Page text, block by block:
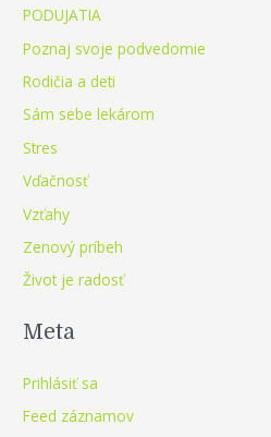
PODUJATIA
Poznaj svoje podvedomie
Rodičia a deti
Sám sebe lekárom
Stres
Vďačnosť
Vzťahy
Zenový príbeh
Život je radosť
Meta
Prihlásiť sa
Feed záznamov